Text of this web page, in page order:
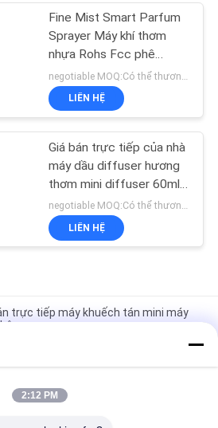
Fine Mist Smart Parfum
Sprayer Máy khí thơm
nhựa Rohs Fcc phê
duyệt mùi hương
LIÊN HỆ
Giá bán trực tiếp của nhà
máy dầu diffuser hương
thơm mini diffuser 60ml
nhôm
negotiable MOQ:Có thể thương lượng
LIÊN HỆ
trực tiếp máy khuếch tán mini máy
máy hương thơm tinh dầu mini
cao cấp 100Ml Máy pha trộn không
2:12 PM